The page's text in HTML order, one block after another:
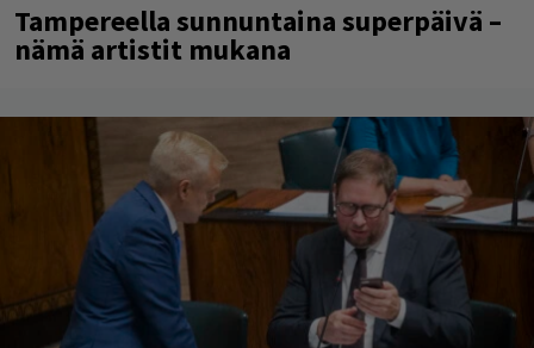
Tampereella sunnuntaina superpäivä –
nämä artistit mukana